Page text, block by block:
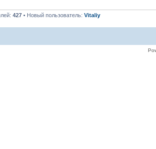
427 • Новый пользователь: Vitaliy